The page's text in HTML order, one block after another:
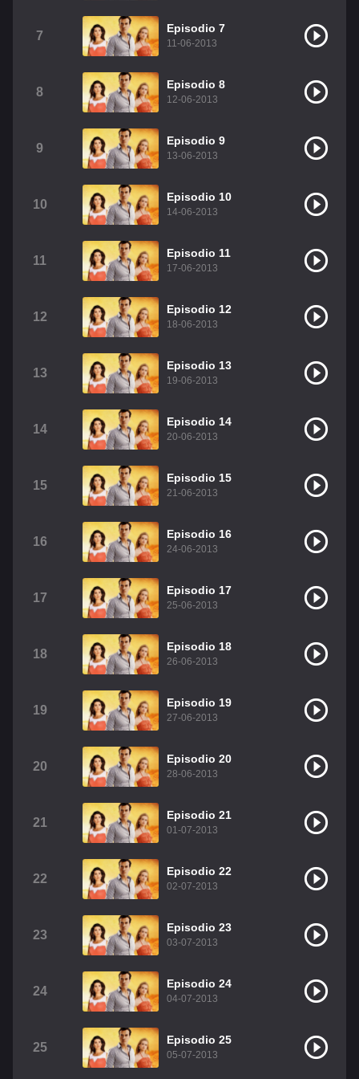
Christian Chavez
Dulce María
RBD Como Assistir Legendado
7
Episodio 7
11-06-2013
8
Episodio 8
12-06-2013
9
Episodio 9
13-06-2013
10
Episodio 10
14-06-2013
11
Episodio 11
17-06-2013
12
Episodio 12
18-06-2013
13
Episodio 13
19-06-2013
14
Episodio 14
20-06-2013
15
Episodio 15
21-06-2013
16
Episodio 16
24-06-2013
17
Episodio 17
25-06-2013
18
Episodio 18
26-06-2013
19
Episodio 19
27-06-2013
20
Episodio 20
28-06-2013
21
Episodio 21
01-07-2013
22
Episodio 22
02-07-2013
23
Episodio 23
03-07-2013
24
Episodio 24
04-07-2013
25
Episodio 25
05-07-2013